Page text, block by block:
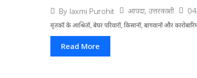
By laxmi Purohit आपदा, उत्तरकाशी
मृतकों के आश्रितों, बेघर परिवारों, किसानों, बागवानों और
Read More